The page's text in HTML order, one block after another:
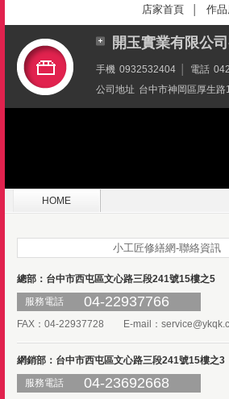
店家首頁 作
開玉實業有限公
手機 0932532404 電話
公司地址 台中市神岡區厚生路
HOME
小工匠修繕網-聯絡資訊
總部：台中市西屯區文心路三段241號15樓之5
服務電話
04-22937766
FAX：04-22937728 E-mail：
網銷部：台中市西屯區文心路三段241號15樓之3
服務電話
04-23692668